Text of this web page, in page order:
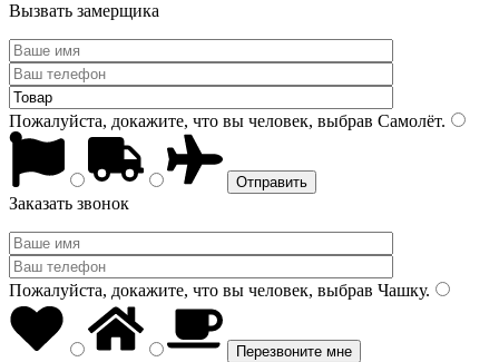
Вызвать замерщика
Пожалуйста, докажите, что вы человек, выбрав Самолёт.
Заказать звонок
Пожалуйста, докажите, что вы человек, выбрав Чашку.